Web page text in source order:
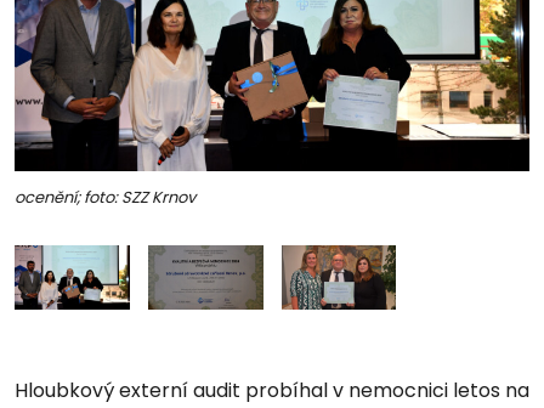
ocenění; foto: SZZ Krnov
Hloubkový externí audit probíhal v nemocnici letos na